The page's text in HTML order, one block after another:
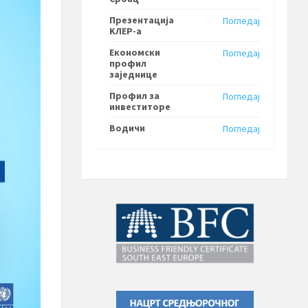
Презентација
KЛЕР-a
Погледај
Економски
профил
заједнице
Погледај
Профил за
инвеститоре
Погледај
Водичи Погледај